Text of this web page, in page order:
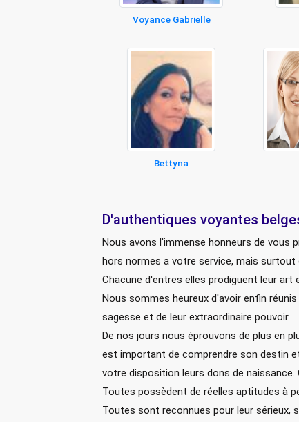
Voyance Gabrielle
Bettyna
D'authentiques voyantes
Nous avons l'immense honneurs de vous
hors normes a votre service, mais surtout
Chacune d'entres elles prodiguent leur
Nous sommes heureux d'avoir enfin
sagesse et de leur extraordinaire pouvoir.
De nos jours nous éprouvons de plus en
est important de comprendre son destin
votre disposition leurs dons de
Toutes possèdent de réelles aptitudes à
Toutes sont reconnues pour leur